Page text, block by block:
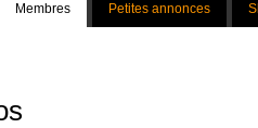
Membres Petites annonces